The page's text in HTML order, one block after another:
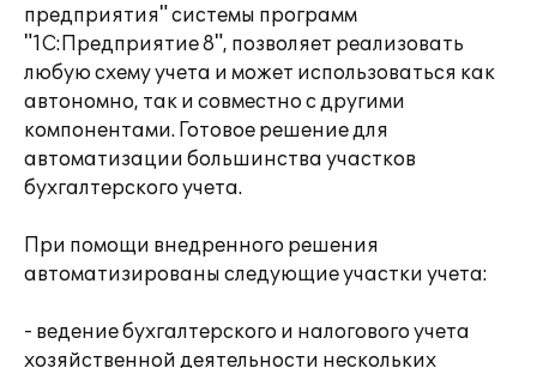
предприятия" системы программ
"1С:Предприятие 8", позволяет реализовать
любую схему учета и может использоваться как
автономно, так и совместно с другими
компонентами. Готовое решение для
автоматизации большинства участков
бухгалтерского учета.
При помощи внедренного решения
автоматизированы следующие участки учета:
- ведение бухгалтерского и налогового учета
хозяйственной деятельности нескольких